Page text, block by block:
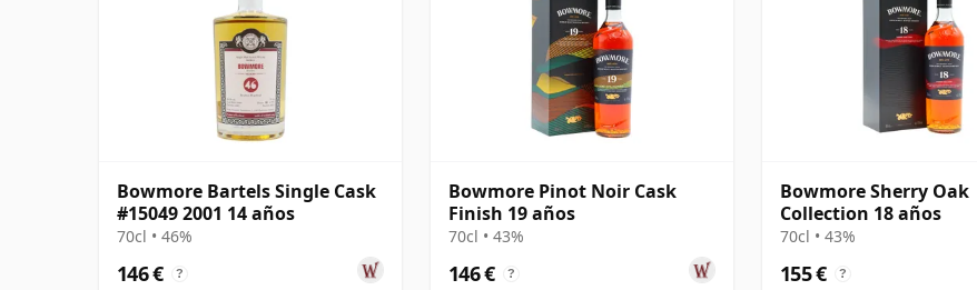
Bowmore Bartels Single Cask
#15049 2001 14 años
70cl • 46%
146 € ?
Bowmore Pinot Noir Cask
Finish 19 años
70cl • 43%
146 € ?
Bowmore Sherry Oak
Collection 18 años
70cl • 43%
155 € ?